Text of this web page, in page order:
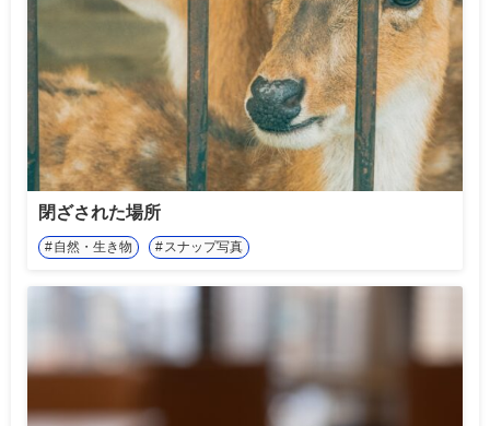
閉ざされた場所
自然・生き物 スナップ写真